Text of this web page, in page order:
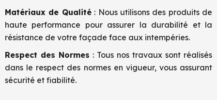
Matériaux de Qualité: Nous utilisons des produits de
haute performance pour assurer la durabilité et la
résistance de votre façade face aux intempéries.
Respect des Normes : Tous nos travaux sont réalisés
dans le respect des normes en vigueur, vous assurant
sécurité et fiabilité.